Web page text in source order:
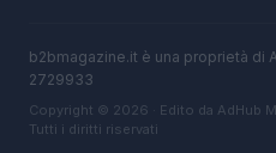
b2bmagazine.it è una proprietà di
2729933
Copyright © 2026 · Edito da AdHub
Tutti i diritti riservati